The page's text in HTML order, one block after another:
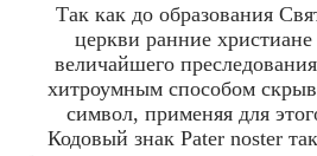
Так как до образования
церкви ранние
величайшего
хитроумным способом
символ, применяя для
Кодовый знак Pater noster